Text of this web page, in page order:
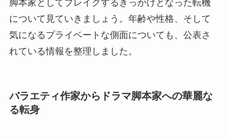
脚本家としてブレイクするきっかけとなった転機
について見ていきましょう。年齢や性格、そして
気になるプライベートな側面についても、公表さ
れている情報を整理しました。
バラエティ作家からドラマ脚本家への華麗な
る転身